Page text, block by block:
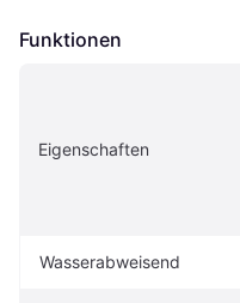
Funktionen
Eigenschaften
Wasserabweisend